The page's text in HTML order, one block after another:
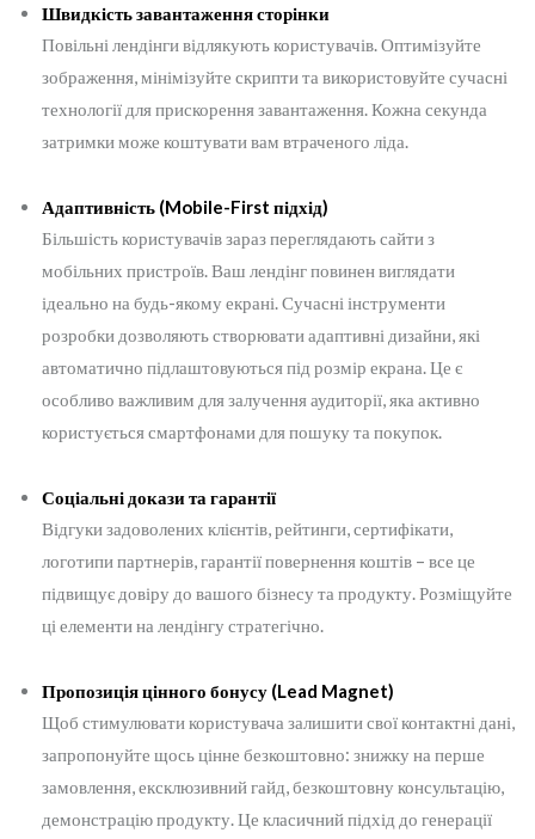
Швидкість завантаження сторінки
Повільні лендінги відлякують користувачів. Оптимізуйте
зображення, мінімізуйте скрипти та використовуйте сучасні
технології для прискорення завантаження. Кожна секунда
затримки може коштувати вам втраченого ліда.
Адаптивність (Mobile-First підхід)
Більшість користувачів зараз переглядають сайти з
мобільних пристроїв. Ваш лендінг повинен виглядати
ідеально на будь-якому екрані. Сучасні інструменти
розробки дозволяють створювати адаптивні дизайни, які
автоматично підлаштовуються під розмір екрана. Це є
особливо важливим для залучення аудиторії, яка активно
користується смартфонами для пошуку та покупок.
Соціальні докази та гарантії
Відгуки задоволених клієнтів, рейтинги, сертифікати,
логотипи партнерів, гарантії повернення коштів – все це
підвищує довіру до вашого бізнесу та продукту. Розміщуйте
ці елементи на лендінгу стратегічно.
Пропозиція цінного бонусу (Lead Magnet)
Щоб стимулювати користувача залишити свої контактні дані,
запропонуйте щось цінне безкоштовно: знижку на перше
замовлення, ексклюзивний гайд, безкоштовну консультацію,
демонстрацію продукту. Це класичний підхід до генерації